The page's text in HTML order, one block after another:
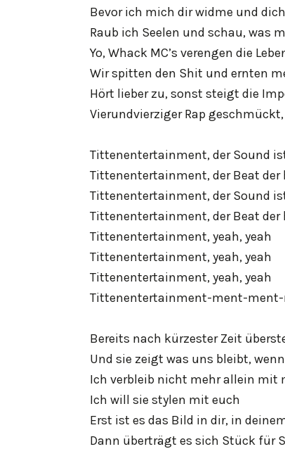
Bevor ich mich dir widme und
Raub ich Seelen und schau, was
Yo, Whack MC’s verengen die
Wir spitten den Shit und ernten
Hört lieber zu, sonst steigt die
Vierundvierziger Rap
Tittenentertainment, der Sound
Tittenentertainment, der Beat der
Tittenentertainment, der Sound
Tittenentertainment, der Beat der
Tittenentertainment, yeah, yeah
Tittenentertainment, yeah, yeah
Tittenentertainment, yeah, yeah
Tittenentertainment-ment-
Bereits nach kürzester Zeit
Und sie zeigt was uns bleibt,
Ich verbleib nicht mehr allein mit
Ich will sie stylen mit euch
Erst ist es das Bild in dir, in
Dann überträgt es sich Stück für